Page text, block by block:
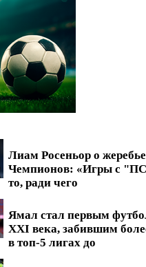
Лиам Росеньор о
Чемпионов: «Игры с
то, ради чего
Ямал стал первым
XXI века, забившим
в топ-5 лигах до